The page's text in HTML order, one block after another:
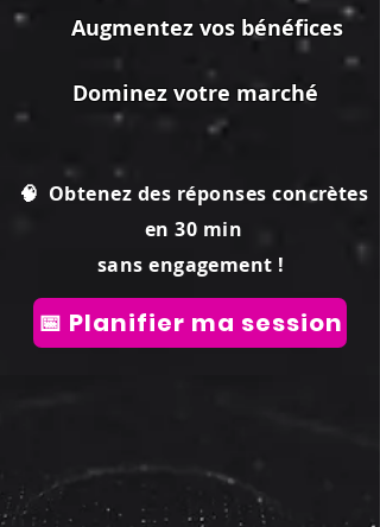
Augmentez vos bénéfices
Dominez votre marché
🧠 Obtenez des réponses concrètes
en 30 min
sans engagement !
📅 Planifier ma session